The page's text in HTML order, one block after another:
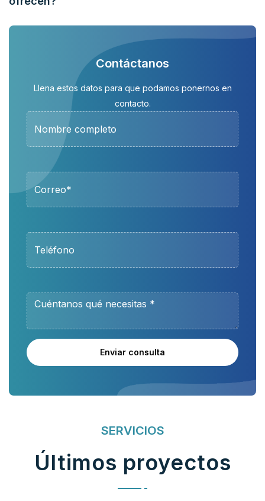
Contáctanos
Llena estos datos para que podamos ponernos en
contacto.
Enviar consulta
SERVICIOS
Últimos proyectos